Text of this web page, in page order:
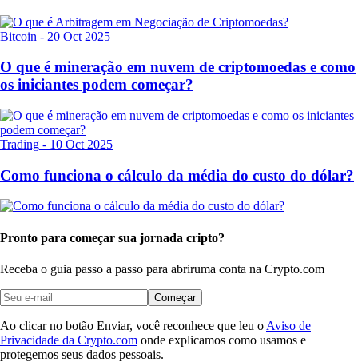
Bitcoin - 20 Oct 2025
O que é mineração em nuvem de criptomoedas e como
os iniciantes podem começar?
Trading - 10 Oct 2025
Como funciona o cálculo da média do custo do dólar?
Pronto para começar sua jornada cripto?
Receba o guia passo a passo para abriruma conta na Crypto.com
Começar
Ao clicar no botão Enviar, você reconhece que leu o Aviso de
Privacidade da Crypto.com onde explicamos como usamos e
protegemos seus dados pessoais.